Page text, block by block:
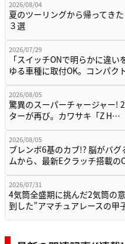
2026/08/04
夏のツーリングから帰ってき
３選
2026/07/29
「スイッチONで明らかに違
ゆる車種に取付OK。コンパク
2026/08/05
驚異のスーパーチャージャー!
ターが再び。カワサキ「Z H…
2026/08/05
ブレンボ6基のカブ!? 脳がバグ
ムから、最新Eクラッチ搭載
2026/07/31
4気筒全盛期に挑んだ2気筒の
到した”アマチュアレースの甲